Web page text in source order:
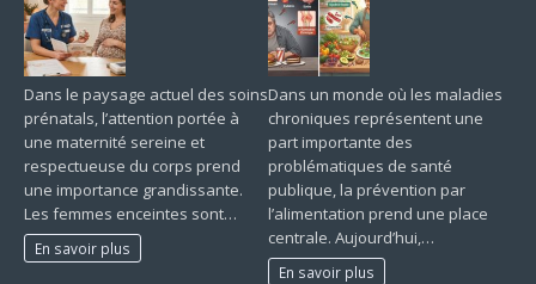
Dans le paysage actuel des soins
prénatals, l’attention portée à
une maternité sereine et
respectueuse du corps prend
une importance grandissante.
Les femmes enceintes sont…
En savoir plus
Dans un monde où les maladies
chroniques représentent une
part importante des
problématiques de santé
publique, la prévention par
l’alimentation prend une place
centrale. Aujourd’hui,…
En savoir plus